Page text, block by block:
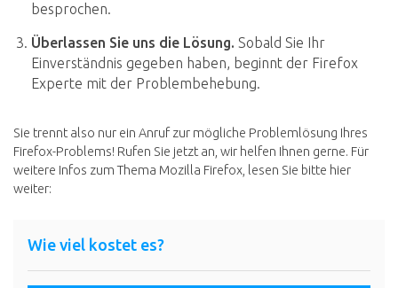
besprochen.
Überlassen Sie uns die Lösung. Sobald Sie Ihr
Einverständnis gegeben haben, beginnt der Firefox
Experte mit der Problembehebung.
Sie trennt also nur ein Anruf zur mögliche Problemlösung Ihres
Firefox-Problems! Rufen Sie jetzt an, wir helfen Ihnen gerne. Für
weitere Infos zum Thema Mozilla Firefox, lesen Sie bitte hier
weiter:
Wie viel kostet es?